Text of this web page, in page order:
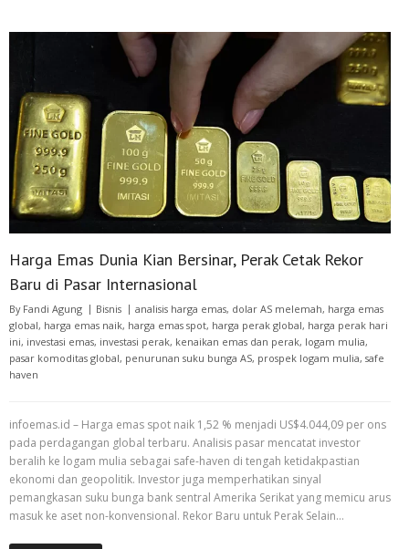
Harga Emas Dunia Kian Bersinar, Perak Cetak Rekor
Baru di Pasar Internasional
By Fandi Agung Bisnis analisis harga emas, dolar AS melemah, harga emas
global, harga emas naik, harga emas spot, harga perak global, harga perak hari
ini, investasi emas, investasi perak, kenaikan emas dan perak, logam mulia,
pasar komoditas global, penurunan suku bunga AS, prospek logam mulia, safe
haven
infoemas.id – Harga emas spot naik 1,52 % menjadi US$4.044,09 per ons
pada perdagangan global terbaru. Analisis pasar mencatat investor
beralih ke logam mulia sebagai safe-haven di tengah ketidakpastian
ekonomi dan geopolitik. Investor juga memperhatikan sinyal
pemangkasan suku bunga bank sentral Amerika Serikat yang memicu arus
masuk ke aset non-konvensional. Rekor Baru untuk Perak Selain…